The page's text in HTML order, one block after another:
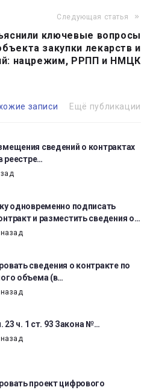
Следующая статья
ключевые вопросы
закупки лекарств и
нацрежим, РРПП и НМЦК
записи Ещё публикации
сведений о контрактах
реестре…
одновременно подписать
и разместить сведения о…
сведения о контракте по
объема (в…
23 ч. 1 ст. 93 Закона №…
проект цифрового